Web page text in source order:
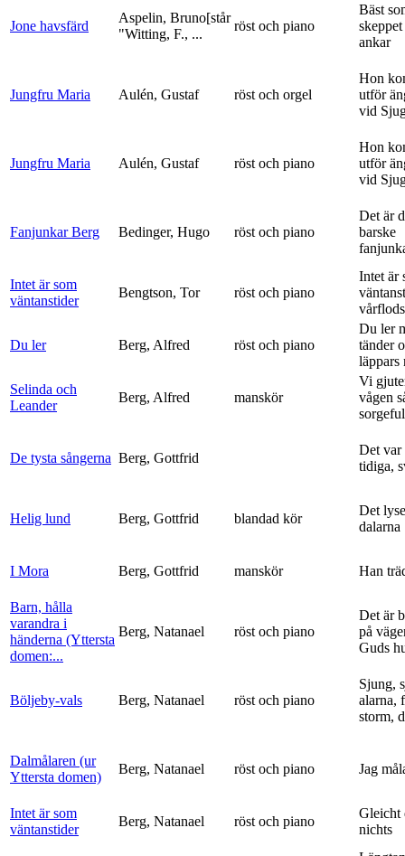
Jone havsfärd
Aspelin, Bruno[står
"Witting, F., ...
röst och piano
Bäst
ankar
Jungfru Maria Aulén, Gustaf röst och orgel
Hon
utför
vid
Jungfru Maria Aulén, Gustaf röst och piano
Hon
utför
vid
Fanjunkar Berg Bedinger, Hugo röst och piano
Det är
barske
Intet är som
väntanstider
Bengtson, Tor röst och piano
Intet är
Du ler Berg, Alfred röst och piano
Du ler
tänder
läppars
Selinda och
Leander
Berg, Alfred manskör
Vi
vågen
De tysta sångerna Berg, Gottfrid
Det var
tidiga,
Helig lund Berg, Gottfrid blandad kör
Det
dalarna
I Mora Berg, Gottfrid manskör Han
Barn, hålla
varandra i
händerna (Yttersta
domen:...
Berg, Natanael röst och piano
Det är
på
Guds
Böljeby-vals Berg, Natanael röst och piano
Sjung,
alarna,
storm,
Dalmålaren (ur
Yttersta domen)
Berg, Natanael röst och piano Jag
Intet är som
väntanstider
Berg, Natanael röst och piano
Gleicht
nichts